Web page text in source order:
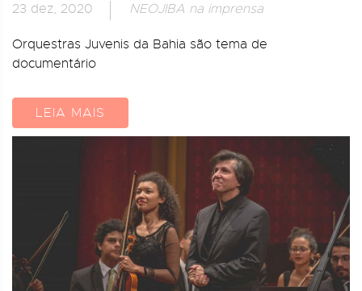
23 dez, 2020 NEOJIBA na imprensa
Orquestras Juvenis da Bahia são tema de
documentário
LEIA MAIS